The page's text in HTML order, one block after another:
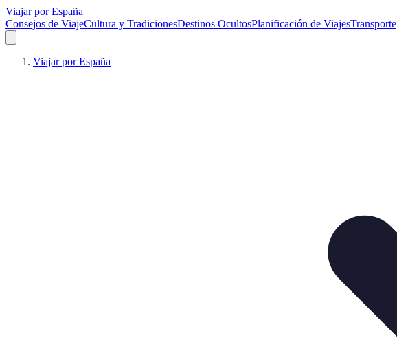
Viajar por España
Consejos de ViajeCultura y TradicionesDestinos OcultosPlanificación de ViajesTransporte
Viajar por España